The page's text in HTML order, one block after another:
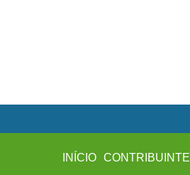
INÍCIO CONTRIBUINTE